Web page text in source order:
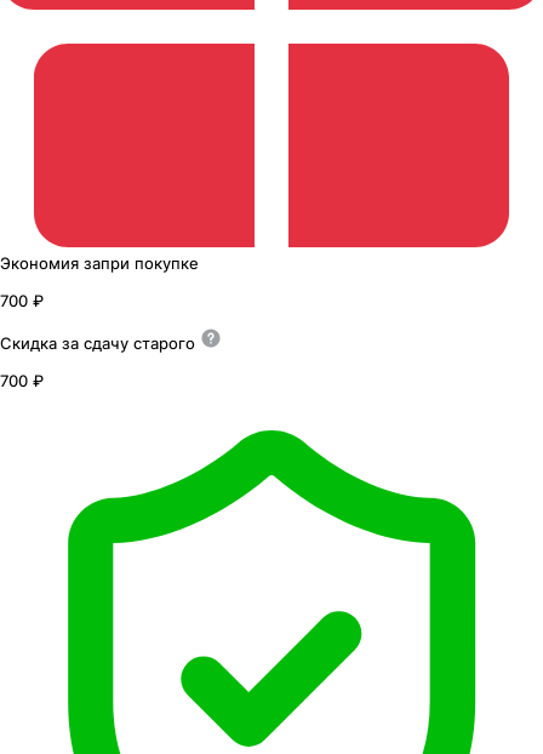
Экономия запри покупке
700 ₽
Скидка за сдачу старого
700 ₽